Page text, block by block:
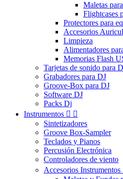
Maletas
Flightcases
Protectores para
Accesorios
Limpieza
Alimentadores
Memorias Flash
Tarjetas de sonido para
Grabadores para DJ
Groove-Box para DJ
Software DJ
Packs Dj
Instrumentos  
Sintetizadores
Groove Box-Sampler
Teclados y Pianos
Percusión Electrónica
Controladores de viento
Accesorios Instrumentos